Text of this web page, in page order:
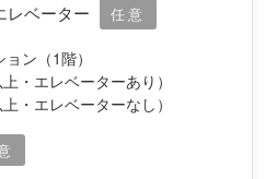
レベーター 任意
ン（1階）
・エレベーターあり）
・エレベーターなし）